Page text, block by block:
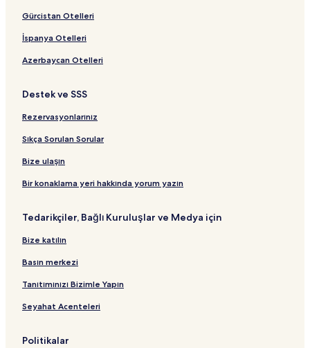
Gürcistan Otelleri
İspanya Otelleri
Azerbaycan Otelleri
Destek ve SSS
Rezervasyonlarınız
Sıkça Sorulan Sorular
Bize ulaşın
Bir konaklama yeri hakkında yorum yazın
Tedarikçiler, Bağlı Kuruluşlar ve Medya için
Bize katılın
Basın merkezi
Tanıtımınızı Bizimle Yapın
Seyahat Acenteleri
Politikalar